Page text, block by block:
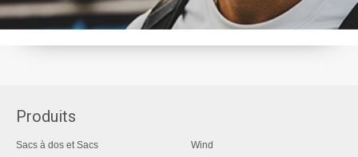
Produits
Sacs à dos et Sacs
Wind